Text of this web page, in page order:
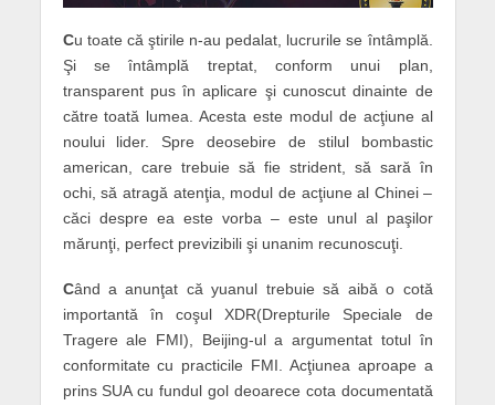
Cu toate că ştirile n-au pedalat, lucrurile se întâmplă.
Şi se întâmplă treptat, conform unui plan,
transparent pus în aplicare şi cunoscut dinainte de
către toată lumea. Acesta este modul de acţiune al
noului lider. Spre deosebire de stilul bombastic
american, care trebuie să fie strident, să sară în
ochi, să atragă atenţia, modul de acţiune al Chinei –
căci despre ea este vorba – este unul al paşilor
mărunţi, perfect previzibili şi unanim recunoscuţi.
Când a anunţat că yuanul trebuie să aibă o cotă
importantă în coşul XDR(Drepturile Speciale de
Tragere ale FMI), Beijing-ul a argumentat totul în
conformitate cu practicile FMI. Acţiunea aproape a
prins SUA cu fundul gol deoarece cota documentată